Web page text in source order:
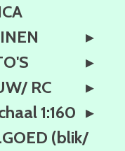
RC
1:160
(blik/